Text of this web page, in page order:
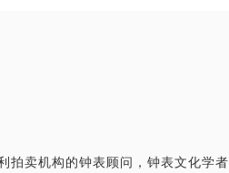
一，钟表评论人以及专栏作
国与钟表》、《名表名鉴》、
拍卖机构的钟表顾问，钟表文化学者